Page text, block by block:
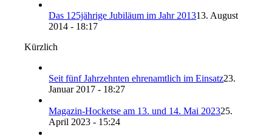
Das 125jährige Jubiläum im Jahr 201313. August
2014 - 18:17
Kürzlich
Seit fünf Jahrzehnten ehrenamtlich im Einsatz23.
Januar 2017 - 18:27
Magazin-Hocketse am 13. und 14. Mai 202325.
April 2023 - 15:24